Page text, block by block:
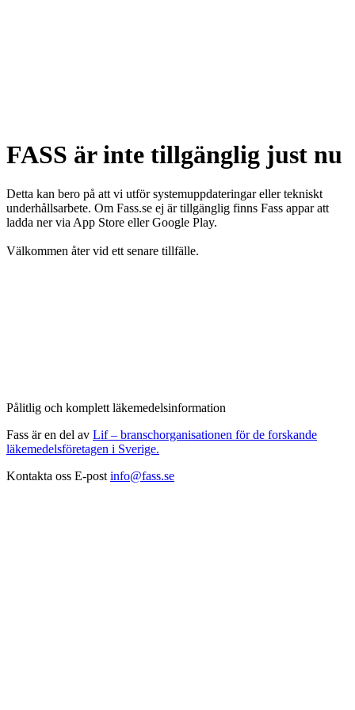
FASS är inte tillgänglig just nu
Detta kan bero på att vi utför systemuppdateringar eller tekniskt
underhållsarbete. Om Fass.se ej är tillgänglig finns Fass appar att
ladda ner via App Store eller Google Play.
Välkommen åter vid ett senare tillfälle.
Pålitlig och komplett läkemedelsinformation
Fass är en del av Lif – branschorganisationen för de forskande
läkemedelsföretagen i Sverige.
Kontakta oss E-post info@fass.se